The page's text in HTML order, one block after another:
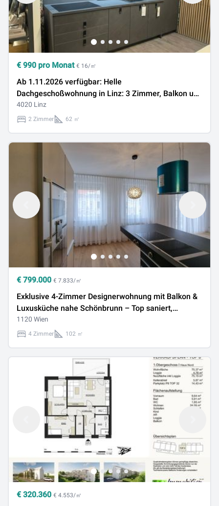
€ 990 pro Monat € 16/㎡
Ab 1.11.2026 verfügbar: Helle
Dachgeschoßwohnung in Linz: 3 Zimmer, Balkon und
moderne Ausstattung!
4020 Linz
2 Zimmer 62 ㎡
€ 799.000 € 7.833/㎡
Exklusive 4-Zimmer Designerwohnung mit Balkon &
Luxusküche nahe Schönbrunn – Top saniert,
vermietet, U4/U6
1120 Wien
4 Zimmer 102 ㎡
€ 320.360 € 4.553/㎡